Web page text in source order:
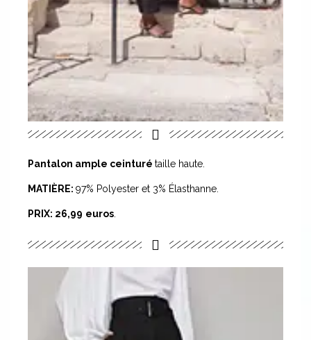
Pantalon ample ceinturé taille haute.
MATIÈRE: 97% Polyester et 3% Élasthanne.
PRIX: 26,99 euros